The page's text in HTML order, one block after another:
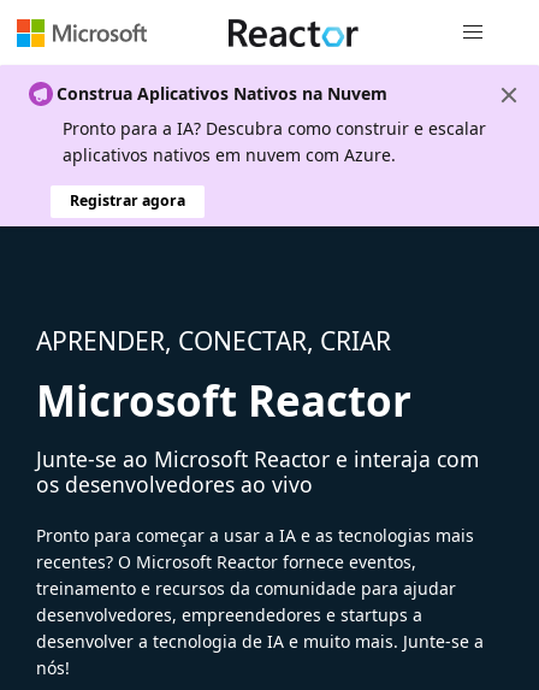
Construa Aplicativos Nativos na Nuvem
Pronto para a IA? Descubra como construir e escalar
aplicativos nativos em nuvem com Azure.
Registrar agora
APRENDER, CONECTAR, CRIAR
Microsoft Reactor
Junte-se ao Microsoft Reactor e interaja com
os desenvolvedores ao vivo
Pronto para começar a usar a IA e as tecnologias mais
recentes? O Microsoft Reactor fornece eventos,
treinamento e recursos da comunidade para ajudar
desenvolvedores, empreendedores e startups a
desenvolver a tecnologia de IA e muito mais. Junte-se a
nós!